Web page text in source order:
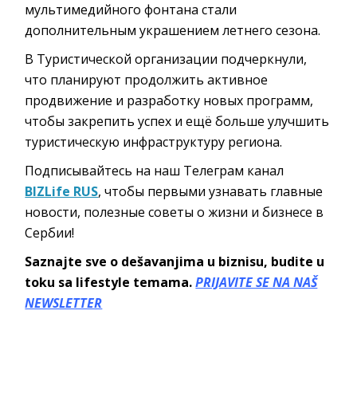
мультимедийного фонтана стали
дополнительным украшением летнего сезона.
В Туристической организации подчеркнули,
что планируют продолжить активное
продвижение и разработку новых программ,
чтобы закрепить успех и ещё больше улучшить
туристическую инфраструктуру региона.
Подписывайтесь на наш Телеграм канал
BIZLife RUS, чтобы первыми узнавать главные
новости, полезные советы о жизни и бизнесе в
Сербии!
Saznajte sve o dešavanjima u biznisu, budite u
toku sa lifestyle temama.PRIJAVITE SE NA NAŠ
NEWSLETTER